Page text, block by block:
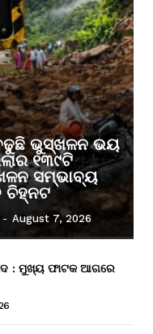
ବଢୁଛି ଭୁସ୍ଖଳନ ଭୟ
୧୩୯ଟି
ସମ୍ଭାବ୍ୟ
ଚିହ୍ନଟ
- August 7, 2026
: ମୁଖ୍ୟ ଫାଟକ ଆଗରେ